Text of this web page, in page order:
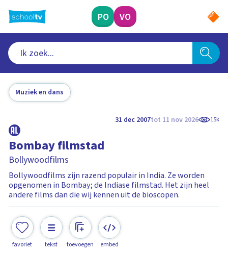
naar
hoofdinhoud
PO VO
Muziek en dans
31 dec 2007tot 11 nov 2026 15k
Bombay filmstad
Bollywoodfilms
Bollywoodfilms zijn razend populair in India. Ze worden
opgenomen in Bombay; de Indiase filmstad. Het zijn heel
andere films dan die wij kennen uit de bioscopen.
favoriet tekst toevoegen embed